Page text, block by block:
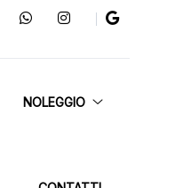
NOLEGGIO